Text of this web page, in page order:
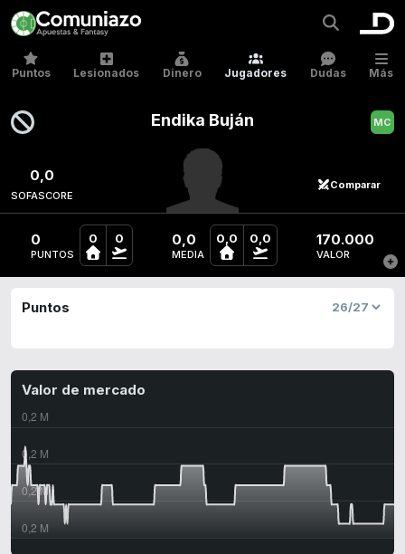
Puntos Lesionados Dinero Jugadores Dudas Más
Endika Buján
Comparar
0,0
SOFASCORE
0
PUNTOS
0 0 0,0
MEDIA
0,0 0,0 170.000
VALOR
Puntos
Valor de mercado